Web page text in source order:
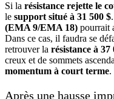
Si la résistance rejette le
le support situé à 31 500 $
(EMA 9/EMA 18) pourrait
Dans ce cas, il faudra se
retrouver la résistance à 37
creux et de sommets
momentum à court terme.
Après une hausse